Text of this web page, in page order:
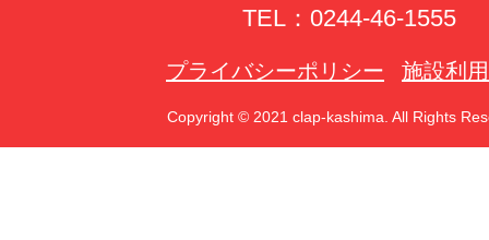
TEL：0244-46-1555
プライバシーポリシー 施設利
Copyright © 2021 clap-kashima. All Rights